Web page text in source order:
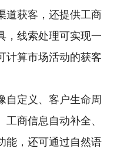
道获客，还提供工商
，线索处理可实现一
计算市场活动的获客
自定义、客户生命周
商信息自动补全、
能，还可通过自然语